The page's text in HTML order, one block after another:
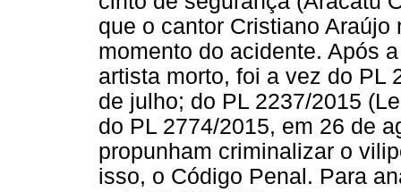
que o cantor Cristiano
momento do acidente. Após
artista morto, foi a vez do PL
de julho; do PL 2237/2015
do PL 2774/2015, em 26 de
propunham criminalizar o
isso, o Código Penal. Para